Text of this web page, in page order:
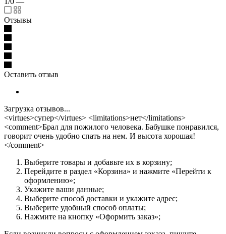
Отзывы
Оставить отзыв
Загрузка отзывов...
<virtues>супер</virtues> <limitations>нет</limitations>
<comment>Брал для пожилого человека. Бабушке понравился,
говорит очень удобно спать на нем. И высота хорошая!
</comment>
Выберите товары и добавьте их в корзину;
Перейдите в раздел «Корзина» и нажмите «Перейти к
оформлению»;
Укажите ваши данные;
Выберите способ доставки и укажите адрес;
Выберите удобный способ оплаты;
Нажмите на кнопку «Оформить заказ»;